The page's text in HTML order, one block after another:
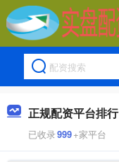
正规配资平台排行
已收录999+家平台